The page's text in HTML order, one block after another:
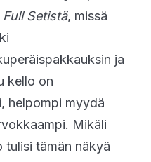
Full Setistä, missä
ja
kello on
helpompi myydä
Mikäli
tulisi tämän näkyä